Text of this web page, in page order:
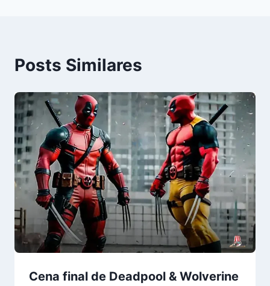
Posts Similares
Cena final de Deadpool & Wolverine